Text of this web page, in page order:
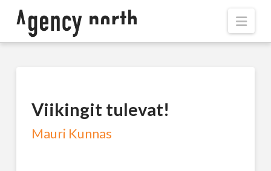
Viikingit tulevat!
Mauri Kunnas